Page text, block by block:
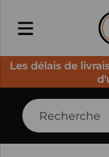
Les délais de